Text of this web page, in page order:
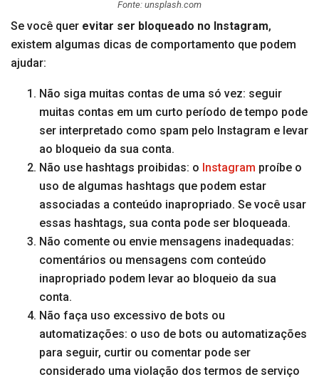
Fonte: unsplash.com
Se você quer evitar ser bloqueado no Instagram,
existem algumas dicas de comportamento que podem
ajudar:
Não siga muitas contas de uma só vez: seguir
muitas contas em um curto período de tempo pode
ser interpretado como spam pelo Instagram e levar
ao bloqueio da sua conta.
Não use hashtags proibidas: o Instagram proíbe o
uso de algumas hashtags que podem estar
associadas a conteúdo inapropriado. Se você usar
essas hashtags, sua conta pode ser bloqueada.
Não comente ou envie mensagens inadequadas:
comentários ou mensagens com conteúdo
inapropriado podem levar ao bloqueio da sua
conta.
Não faça uso excessivo de bots ou
automatizações: o uso de bots ou automatizações
para seguir, curtir ou comentar pode ser
considerado uma violação dos termos de serviço